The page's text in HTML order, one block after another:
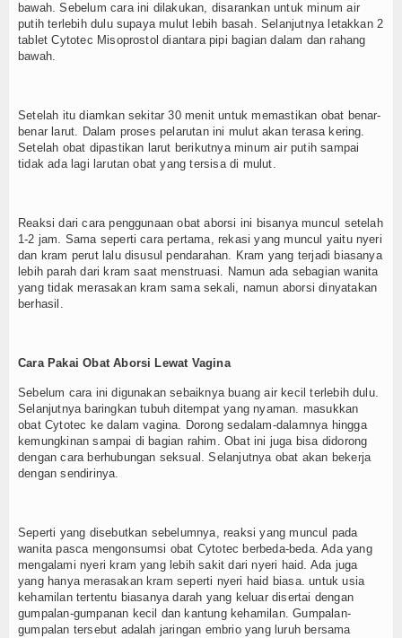
bawah. Sebelum cara ini dilakukan, disarankan untuk minum air
putih terlebih dulu supaya mulut lebih basah. Selanjutnya letakkan 2
tablet Cytotec Misoprostol diantara pipi bagian dalam dan rahang
bawah.
Setelah itu diamkan sekitar 30 menit untuk memastikan obat benar-
benar larut. Dalam proses pelarutan ini mulut akan terasa kering.
Setelah obat dipastikan larut berikutnya minum air putih sampai
tidak ada lagi larutan obat yang tersisa di mulut.
Reaksi dari cara penggunaan obat aborsi ini bisanya muncul setelah
1-2 jam. Sama seperti cara pertama, rekasi yang muncul yaitu nyeri
dan kram perut lalu disusul pendarahan. Kram yang terjadi biasanya
lebih parah dari kram saat menstruasi. Namun ada sebagian wanita
yang tidak merasakan kram sama sekali, namun aborsi dinyatakan
berhasil.
Cara Pakai Obat Aborsi Lewat Vagina
Sebelum cara ini digunakan sebaiknya buang air kecil terlebih dulu.
Selanjutnya baringkan tubuh ditempat yang nyaman. masukkan
obat Cytotec ke dalam vagina. Dorong sedalam-dalamnya hingga
kemungkinan sampai di bagian rahim. Obat ini juga bisa didorong
dengan cara berhubungan seksual. Selanjutnya obat akan bekerja
dengan sendirinya.
Seperti yang disebutkan sebelumnya, reaksi yang muncul pada
wanita pasca mengonsumsi obat Cytotec berbeda-beda. Ada yang
mengalami nyeri kram yang lebih sakit dari nyeri haid. Ada juga
yang hanya merasakan kram seperti nyeri haid biasa. untuk usia
kehamilan tertentu biasanya darah yang keluar disertai dengan
gumpalan-gumpanan kecil dan kantung kehamilan. Gumpalan-
gumpalan tersebut adalah jaringan embrio yang luruh bersama